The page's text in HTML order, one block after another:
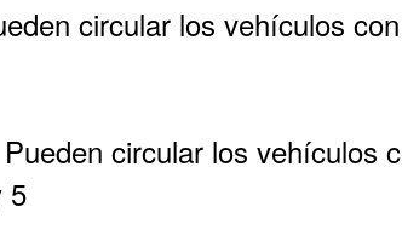
circular los vehículos
circular los vehículos
5